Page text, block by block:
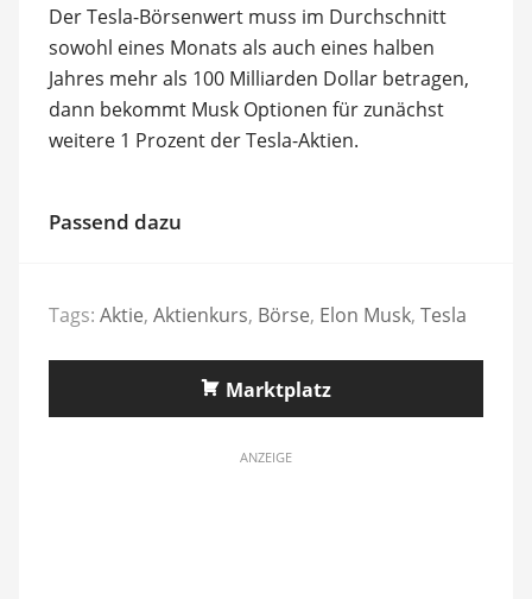
Der Tesla-Börsenwert muss im Durchschnitt
sowohl eines Monats als auch eines halben
Jahres mehr als 100 Milliarden Dollar betragen,
dann bekommt Musk Optionen für zunächst
weitere 1 Prozent der Tesla-Aktien.
Passend dazu
Tags: Aktie, Aktienkurs, Börse, Elon Musk, Tesla
Marktplatz
ANZEIGE